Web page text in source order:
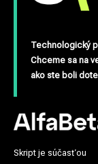
Technologický
Chceme sa na
ako ste boli
Skript je súčasťou